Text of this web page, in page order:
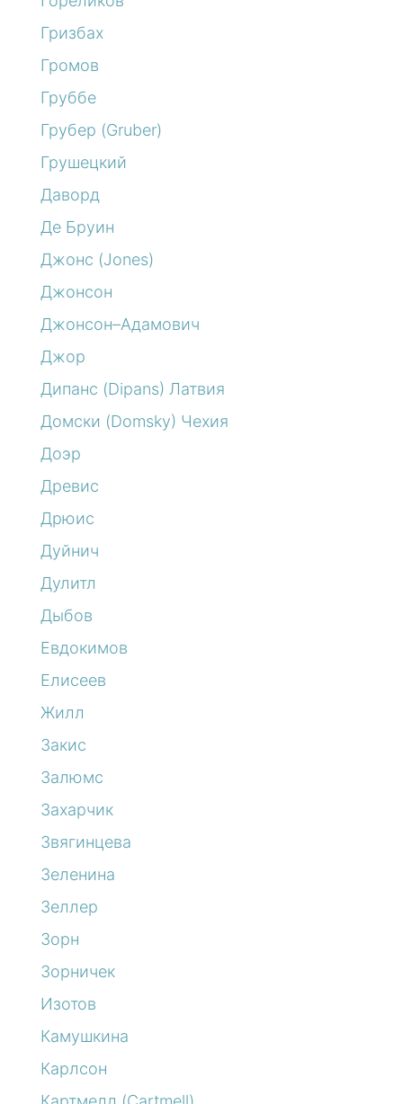
Гризбах
Громов
Груббе
Грубер (Gruber)
Грушецкий
Даворд
Де Бруин
Джонс (Jones)
Джонсон
Джонсон–Адамович
Джор
Дипанс (Dipans) Латвия
Домски (Domsky) Чехия
Доэр
Древис
Дрюис
Дуйнич
Дулитл
Дыбов
Евдокимов
Елисеев
Жилл
Закис
Залюмс
Захарчик
Звягинцева
Зеленина
Зеллер
Зорн
Зорничек
Изотов
Камушкина
Карлсон